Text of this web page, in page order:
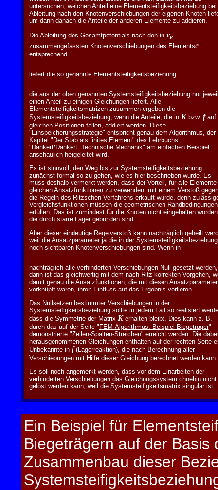
untersuchen, welchen Anteil eine Elementsteifigkeitsbeziehung bei
Ableitung nach den Knotenverschiebungen der eigenen Knoten
um dann danach die Anteile der anderen Elemente zu addieren.
Die Ableitung des Gesamtpotentials nach den in ve
zusammengefassten Knotenverschiebungen des Elementse
entsprechend
liefert die so genannte Elementsteifigkeitsbeziehung
die aus der oben genannten Systemsteifigkeitsbeziehung nur
einen Anteil zu einigen Gleichungen liefert. Alle
Elementsteifigkeitsmatrizen zusammen ergeben die
Systemsteifigkeitsbeziehung, wenn die Anteile, die in Kbzw. fauf
gleichen Positionen fallen, addiert werden. Diese
"Einspeicherungsstrategie" entspricht genau dem Algorithmus, der
Kapitel "Der Stab als finites Element" des Lehrbuchs
"Dankert/Dankert: Technische Mechanik" am einfachen Beispiel
anschaulich hergeleitet wird.
Es ist sinnvoll, den Weg bis zur Systemsteifigkeitsbeziehung
zunächst formal so zu gehen, wie es hier beschrieben wurde. Es
muss deshalb vermerkt werden, dass der Vorteil, für alle Elemente
gleichen Ansatzfunktionen zu verwenden, mit einem Verstoß gegen
die Regeln des Ritzschen Verfahrens erkauft wurde, denn
Vergleichsfunktionen müssen die geometrischen Randbedingungen
erfüllen. Das ist zumindest für die Knoten nicht eingehalten
die durch starre Lager gebunden sind.
Aber dieser eindeutige Regelverstoß kann nachträglich geheilt
weil die Ansatzparameter ja die in der Systemsteifigkeitsbeziehung
noch sichtbaren Knotenverschiebungen sind. Wenn in
nachträglich alle verhinderten Verschiebungen Null gesetzt werden,
dann ist das gleichwertig mit dem nach Ritz korrekten Vorgehen,
damit genau die Ansatzfunktionen, die mit diesen
verknüpft waren, ihren Einfluss auf das Ergebnis verlieren.
Das Nullsetzen bestimmter Verschiebungen in der
Systemsteifigkeitsbeziehung sollte in jedem Fall so realisiert
dass die Symmetrie der Matrix Kerhalten bleibt. Dies kann z. B.
durch das auf der Seite " FEM-Algorithmus: Beispiel Biegeträger"
demonstrierte "Zeilen-Spalten-Streichen" erreicht werden. Die dabei
herausgenommenen Gleichungen enthalten auf der rechten Seite
Unbekannte in f(Lagerreaktion), die nach Berechnung aller
Verschiebungen mit Hilfe dieser Gleichung berechnet werden kann.
Es soll noch angemerkt werden, dass vor dem Einarbeiten der
verhinderten Verschiebungen das Gleichungssystem ohnehin nicht
gelöst werden kann, weil die Systemsteifigkeitsmatrix singulär ist.
Ein Beispiel für
Biegeträgern auf der
Zusammenbau dieser